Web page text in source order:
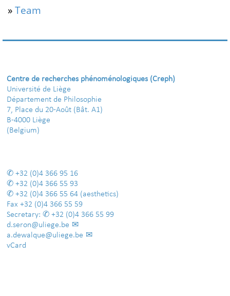
»Team
Centre de recherches phénoménologiques (Creph)
Université de Liège
Département de Philosophie
7, Place du 20-Août (Bât. A1)
B-4000 Liège
(Belgium)
+32 (0)4 366 95 16
+32 (0)4 366 55 93
+32 (0)4 366 55 64 (aesthetics)
Fax +32 (0)4 366 55 59
Secretary:
+32 (0)4 366 55 99
d.seron@uliege.be
a.dewalque@uliege.be
vCard